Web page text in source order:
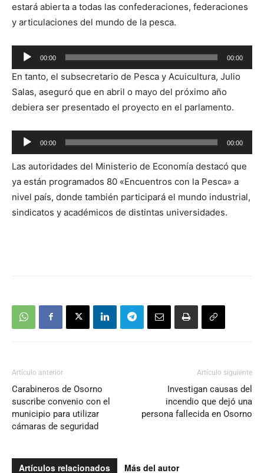
estará abierta a todas las confederaciones, federaciones
y articulaciones del mundo de la pesca.
Reproductor
de
audio
00:00 00:00
En tanto, el subsecretario de Pesca y Acuicultura, Julio
Salas, aseguró que en abril o mayo del próximo año
debiera ser presentado el proyecto en el parlamento.
Reproductor
de
audio
00:00 00:00
Las autoridades del Ministerio de Economía destacó que
ya están programados 80 «Encuentros con la Pesca» a
nivel país, donde también participará el mundo industrial,
sindicatos y académicos de distintas universidades.
Artículo anterior
Carabineros de Osorno
suscribe convenio con el
municipio para utilizar
cámaras de seguridad
Artículo siguiente
Investigan causas del
incendio que dejó una
persona fallecida en Osorno
Artículos relacionados Más del autor